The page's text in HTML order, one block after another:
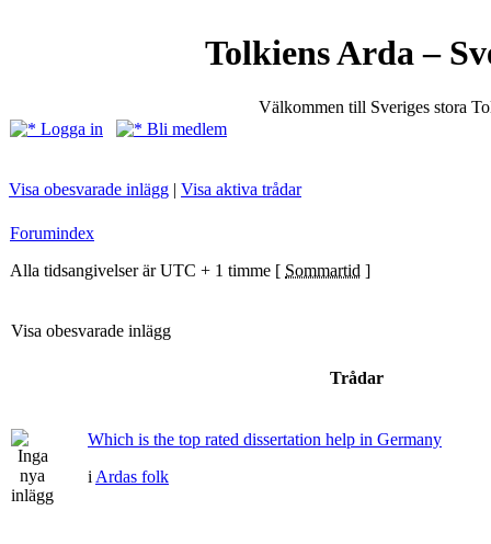
Tolkiens Arda –
Välkommen till Sveriges stora
Logga in
Bli medlem
Visa obesvarade inlägg | Visa aktiva trådar
Forumindex
Alla tidsangivelser är UTC + 1 timme [ Sommartid ]
Visa obesvarade inlägg
Trådar
Which is the top rated dissertation help in Germany
i Ardas folk